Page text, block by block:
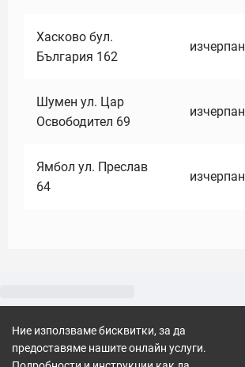
Хасково бул.
България 162
изчерпан
Шумен ул. Цар
Освободител 69
изчерпан
Ямбол ул. Преслав
64
изчерпан
Ние използваме бисквитки, за да
предоставяме нашите онлайн услуги.